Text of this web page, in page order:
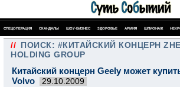
СПЕЦОПЕРАЦИЯ СКАНДАЛЫ ШОУ-БИЗНЕС ЗДОРОВЬЕ АРМИЯ ШПИОНАЖ
// ПОИСК: #КИТАЙСКИЙ КОНЦЕРН
HOLDING GROUP
Китайский концерн Geely может
Volvo
29.10.2009